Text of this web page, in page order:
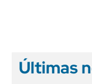
Últimas